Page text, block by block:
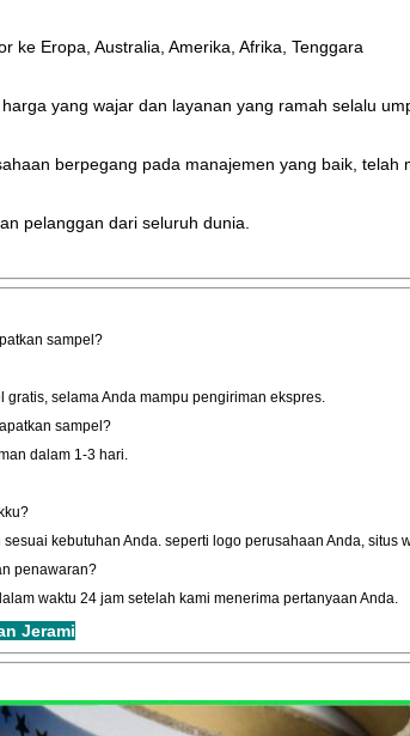
ke Eropa, Australia, Amerika, Afrika, Tenggara
yang wajar dan layanan yang ramah selalu
berpegang pada manajemen yang baik, telah
pelanggan dari seluruh dunia.
sampel?
gratis, selama Anda mampu pengiriman ekspres.
sampel?
dalam 1-3 hari.
kebutuhan Anda. seperti logo perusahaan Anda, situs
penawaran?
waktu 24 jam setelah kami menerima pertanyaan Anda.
Jerami